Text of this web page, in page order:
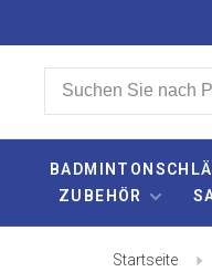
ZUBEHÖR
Startseite